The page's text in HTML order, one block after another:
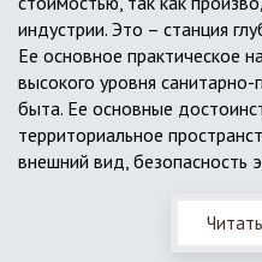
индустрии. Это – станция
Ее основное практическое
высокого уровня санитарно-
быта. Ее основные
территориальное
внешний вид, безопасность